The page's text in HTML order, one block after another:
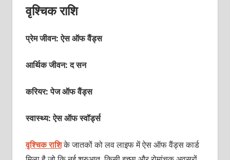
वृश्चिक राशि
प्रेम जीवन: ऐस ऑफ वैंड्स
आर्थिक जीवन: द सन
करियर: पेज ऑफ वैंड्स
स्वास्थ्य: ऐस ऑफ स्‍वॉर्ड्स
वृश्चिक राशिके जातकों को लव लाइफ में ऐस ऑफ वैंड्स कार्ड